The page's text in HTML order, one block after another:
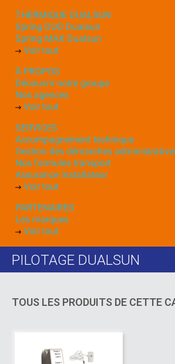
THERMIQUE DUALSUN
Spring DUO Dualsun
Spring MAX Dualsun
Voir tout
À PROPOS
Découvrir notre groupe
Nos agences
Voir tout
SERVICES
Accompagnement technique
Gestion des démarches
Nos formules transport
Assurance installateur
Voir tout
PARTENAIRES
Les marques
Voir tout
PILOTAGE DUALSUN
TOUS LES PRODUITS DE CETTE